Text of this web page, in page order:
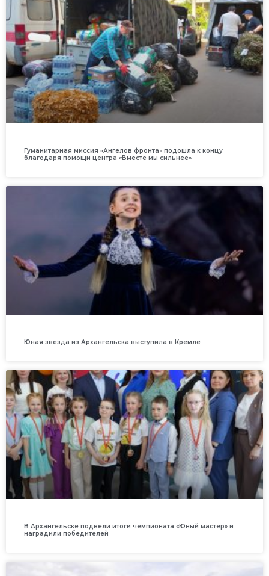
Гуманитарная миссия «Ангелов фронта» подошла к концу
благодаря помощи центра «Вместе мы сильнее»
Юная звезда из Архангельска выступила в Кремле
В Архангельске подвели итоги чемпионата «Юный мастер» и
наградили победителей